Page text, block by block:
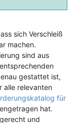
sich Verschleiß
machen.
sind aus
gestattet ist,
alle relevanten
für
hat.
und